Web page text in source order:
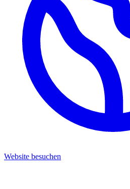
Website besuchen